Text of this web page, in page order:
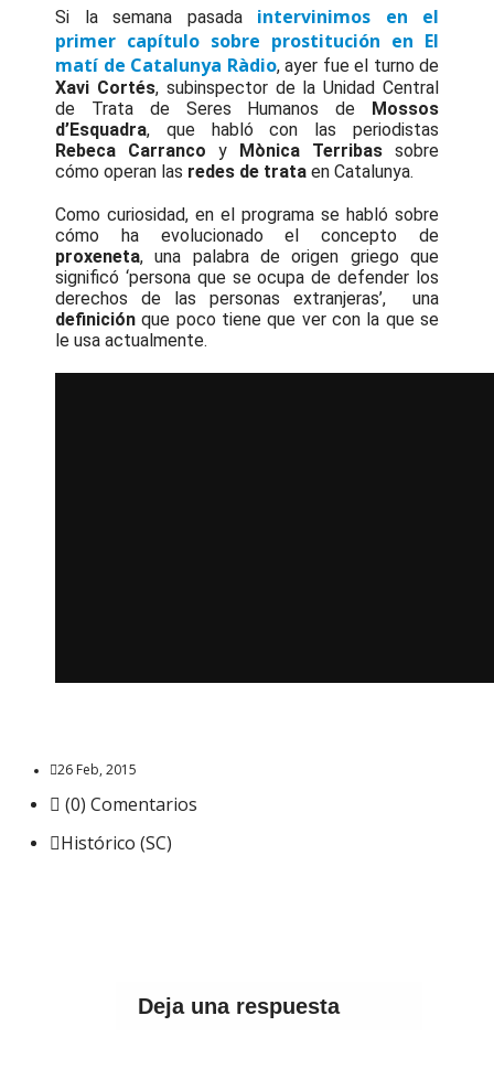
Si la semana pasada intervinimos en el
primer capítulo sobre prostitución en El
matí de Catalunya Ràdio, ayer fue el turno de
Xavi Cortés, subinspector de la Unidad Central
de Trata de Seres Humanos de Mossos
d’Esquadra, que habló con las periodistas
Rebeca Carranco y Mònica Terribas sobre
cómo operan las redes de trata en Catalunya.
Como curiosidad, en el programa se habló sobre
cómo ha evolucionado el concepto de
proxeneta, una palabra de origen griego que
significó ‘persona que se ocupa de defender los
derechos de las personas extranjeras’, una
definición que poco tiene que ver con la que se
le usa actualmente.
26 Feb, 2015
(0) Comentarios
Histórico (SC)
Deja una respuesta